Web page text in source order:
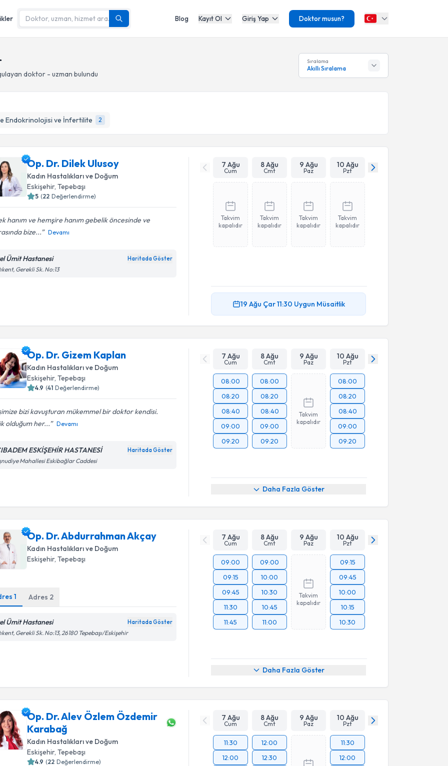
Blog Kayıt Ol Giriş Yap Doktor musun?
doktor - uzman bulundu
Sıralama
Akıllı Sıralama
Endokrinolojisi ve İnfertilite 2
Op. Dr. Dilek Ulusoy
Kadın Hastalıkları ve Doğum
Eskişehir, Tepebaşı
5 (22 Değerlendirme)
hanım ve hemşire hanım gebelik öncesinde ve
bize...
Devamı
Ümit Hastanesi Haritada Göster
Gerekli Sk. No:13
7 Ağu
Cum
8 Ağu
Cmt
9 Ağu
Paz
10 Ağu
Pzt
Takvim
kapalıdır
Takvim
kapalıdır
Takvim
kapalıdır
Takvim
kapalıdır
19 Ağu Çar11:30 Uygun Müsaitlik
Op. Dr. Gizem Kaplan
Kadın Hastalıkları ve Doğum
Eskişehir, Tepebaşı
4.9 (41 Değerlendirme)
bizi kavuşturan mükemmel bir doktor kendisi.
olduğum her...
Devamı
ESKİŞEHİR HASTANESİ Haritada Göster
Mahallesi Eskibağlar Caddesi
7 Ağu
Cum
8 Ağu
Cmt
9 Ağu
Paz
10 Ağu
Pzt
08:00
08:20
08:40
09:00
09:20
08:00
08:20
08:40
09:00
09:20
Takvim
kapalıdır
08:00
08:20
08:40
09:00
09:20
Daha Fazla Göster
Op. Dr. Abdurrahman Akçay
Kadın Hastalıkları ve Doğum
Eskişehir, Tepebaşı
1 Adres 2
Ümit Hastanesi Haritada Göster
Gerekli Sk. No:13, 26180 Tepebaşı/Eskişehir
7 Ağu
Cum
8 Ağu
Cmt
9 Ağu
Paz
10 Ağu
Pzt
09:00
09:15
09:45
11:30
11:45
09:00
10:00
10:30
10:45
11:00
Takvim
kapalıdır
09:15
09:45
10:00
10:15
10:30
Daha Fazla Göster
Op. Dr. Alev Özlem Özdemir
Karabağ
Kadın Hastalıkları ve Doğum
Eskişehir, Tepebaşı
4.9 (22 Değerlendirme)
7 Ağu
Cum
8 Ağu
Cmt
9 Ağu
Paz
10 Ağu
Pzt
11:30
12:00
12:00
12:30
11:30
12:00